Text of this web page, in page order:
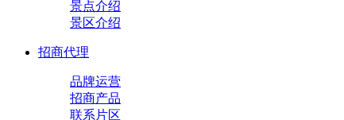
景点介绍
景区介绍
招商代理
品牌运营
招商产品
联系片区